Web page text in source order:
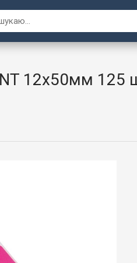
12х50мм 125